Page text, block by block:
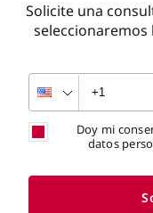
Solicite una
seleccionaremos
Doy mi
datos